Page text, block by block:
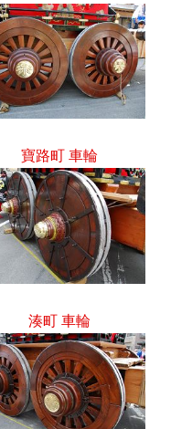
寶路町 車輪
湊町 車輪